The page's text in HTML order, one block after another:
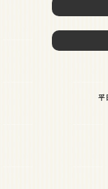
平